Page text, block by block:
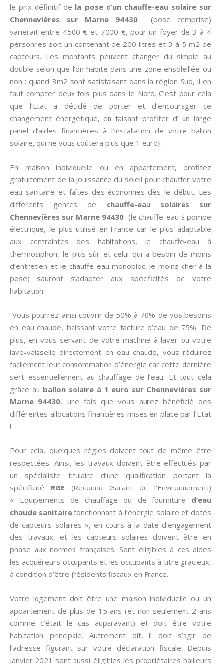
le prix définitif de la pose d’un chauffe-eau solaire sur
Chennevières sur Marne 94430(pose comprise)
varierait entre 4500 € et 7000 €, pour un foyer de 3 à 4
personnes soit un contenant de 200 litres et 3 à 5 m2 de
capteurs. Les montants peuvent changer du simple au
double selon que l’on habite dans une zone ensoleillée ou
non : quand 3m2 sont satisfaisant dans la région Sud, il en
faut compter deux fois plus dans le Nord. C’est pour cela
que l’Etat a décidé de porter et d’encourager ce
changement énergétique, en faisant profiter d’ un large
panel d’aides financières à l’installation de votre ballon
solaire, qui ne vous coûtera plus que 1 euro}.
En maison individuelle ou en appartement, profitez
gratuitement de la jouissance du soleil pour chauffer votre
eau sanitaire et faîtes des économies dès le début. Les
différents genres de chauffe-eau solaires sur
Chennevières sur Marne 94430 (le chauffe-eau à pompe
électrique, le plus utilisé en France car le plus adaptable
aux contraintes des habitations, le chauffe-eau à
thermosiphon, le plus sûr et celui qui a besoin de moins
d’entretien et le chauffe-eau monobloc, le moins cher à la
pose) sauront s’adapter aux spécificités de votre
habitation.
Vous pourrez ainsi couvrir de 50% à 70% de vos besoins
en eau chaude, baissant votre facture d’eau de 75%. De
plus, en vous servant de votre machine à laver ou votre
lave-vaisselle directement en eau chaude, vous réduirez
facilement leur consommation d’énergie car cette dernière
sert essentiellement au chauffage de l’eau. Et tout cela
grâce au ballon solaire à 1 euro sur Chennevières sur
Marne 94430, une fois que vous aurez bénéficié des
différentes allocations financières mises en place par l’Etat
!
Pour cela, quelques règles doivent tout de même être
respectées. Ainsi, les travaux doivent être effectués par
un spécialiste titulaire d’une qualification portant la
spécificité RGE(Reconnu Garant de l’Environnement)
« Equipements de chauffage ou de fourniture d’eau
chaude sanitairefonctionnant à l’énergie solaire et dotés
de capteurs solaires », en cours à la date d’engagement
des travaux, et les capteurs solaires doivent être en
phase aux normes françaises. Sont éligibles à ces aides
les acquéreurs occupants et les occupants à titre gracieux,
à condition d’être {résidents fiscaux en France.
Votre logement doit être une maison individuelle ou un
appartement de plus de 15 ans (et non seulement 2 ans
comme c’était le cas auparavant) et doit être votre
habitation principale. Autrement dit, il doit s’agir de
l’adresse figurant sur votre déclaration fiscale. Depuis
janvier 2021 sont aussi éligibles les propriétaires bailleurs